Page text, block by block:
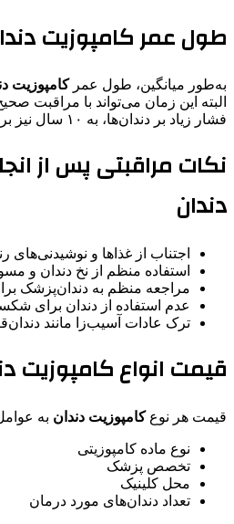
طول عمر کامپوزیت
به‌طور میانگین، طول عمر کامپوزیت
البته این زمان می‌تواند با مراقبت
فشار زیاد بر دندان‌ها، به ۱۰ سال نیز برسد.
نکات مراقبتی پس از
دندان
اجتناب از غذاها و نوشیدنی‌های
استفاده منظم از نخ دندان و
مراجعه منظم به دندان‌پزشک
عدم استفاده از دندان برای
ترک عادات آسیب‌زا مانند
قیمت انواع کامپوزیت
قیمت هر نوعکامپوزیت دندان به
نوع ماده کامپوزیتی
تخصص پزشک
محل کلینیک
تعداد دندان‌های مورد درمان